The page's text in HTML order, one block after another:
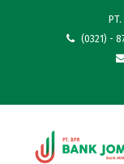
(0321) -